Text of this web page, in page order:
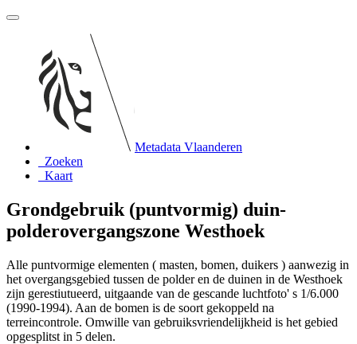
Metadata Vlaanderen
Zoeken
Kaart
Grondgebruik (puntvormig) duin-
polderovergangszone Westhoek
Alle puntvormige elementen ( masten, bomen, duikers ) aanwezig in
het overgangsgebied tussen de polder en de duinen in de Westhoek
zijn gerestiutueerd, uitgaande van de gescande luchtfoto' s 1/6.000
(1990-1994). Aan de bomen is de soort gekoppeld na
terreincontrole. Omwille van gebruiksvriendelijkheid is het gebied
opgesplitst in 5 delen.